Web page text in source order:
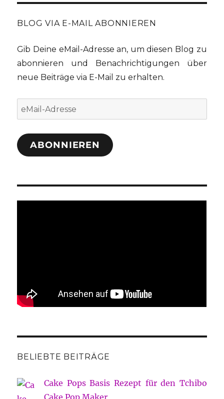
BLOG VIA E-MAIL ABONNIEREN
Gib Deine eMail-Adresse an, um diesen Blog zu
abonnieren und Benachrichtigungen über
neue Beiträge via E-Mail zu erhalten.
eMail-
Adresse
ABONNIEREN
BELIEBTE BEITRÄGE
Cake Pops Basis Rezept für den Tchibo
Cake Pop Maker